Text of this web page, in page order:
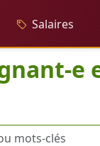
Salaires
e